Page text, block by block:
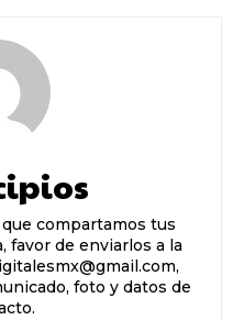
compartamos tus
favor de enviarlos a la
foto y datos de